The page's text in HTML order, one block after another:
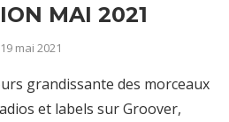
MAI 2021
19 mai 2021
grandissante des morceaux
et labels sur Groover,